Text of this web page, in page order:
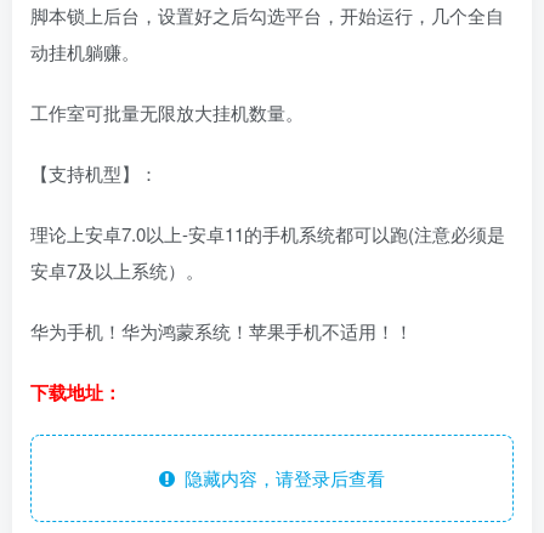
脚本锁上后台，设置好之后勾选平台，开始运行，几个全自
动挂机躺赚。
工作室可批量无限放大挂机数量。
【支持机型】：
理论上安卓7.0以上-安卓11的手机系统都可以跑(注意必须是
安卓7及以上系统）。
华为手机！华为鸿蒙系统！苹果手机不适用！！
下载地址：
隐藏内容，请登录后查看